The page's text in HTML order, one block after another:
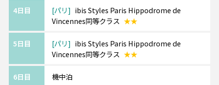
多彩な魅力を持つ街で、世界中から人々が集
まります。
ルセー美術館などの定番スポットの観光や、
グルメ、ショッピングもかかせません。
《ご利用ホテルについて》
4日目 パリ
ibis Styles Paris Hippodrome de
Vincennes同等クラス ★★
5日目 パリ
ibis Styles Paris Hippodrome de
Vincennes同等クラス ★★
6日目 機中泊